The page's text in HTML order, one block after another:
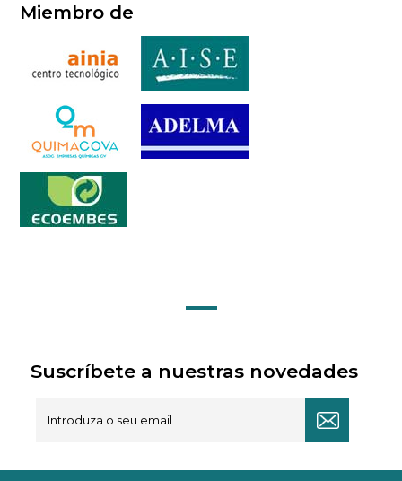
Miembro de
Suscríbete a nuestras novedades